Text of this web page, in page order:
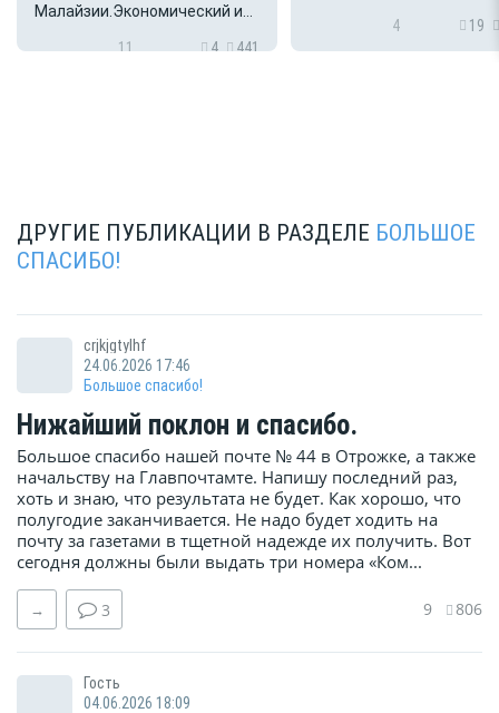
Малайзии.Экономический и
окружен тропическими
11 4 441
контейнер, на дне
4 19
ДРУГИЕ ПУБЛИКАЦИИ В РАЗДЕЛЕ БОЛЬШОЕ
СПАСИБО!
crjkjgtylhf
24.06.2026 17:46
Большое спасибо!
Нижайший поклон и спасибо.
Большое спасибо нашей почте № 44 в Отрожке, а также
начальству на Главпочтамте. Напишу последний раз,
хоть и знаю, что результата не будет. Как хорошо, что
полугодие заканчивается. Не надо будет ходить на
почту за газетами в тщетной надежде их получить. Вот
сегодня должны были выдать три номера «Ком...
→ 3 9 806
Гость
04.06.2026 18:09